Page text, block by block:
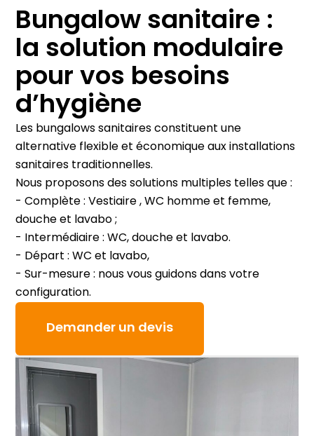
Bungalow sanitaire :
la solution modulaire
pour vos besoins
d’hygiène
Les bungalows sanitaires constituent une
alternative flexible et économique aux installations
sanitaires traditionnelles.
Nous proposons des solutions multiples telles que :
- Complète : Vestiaire , WC homme et femme,
douche et lavabo ;
- Intermédiaire : WC, douche et lavabo.
- Départ : WC et lavabo,
- Sur-mesure : nous vous guidons dans votre
configuration.
Demander un devis